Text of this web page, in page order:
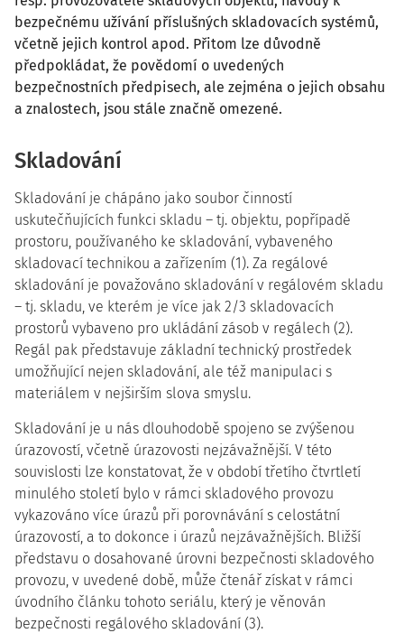
bezpečnému užívání příslušných skladovacích systémů,
včetně jejich kontrol apod. Přitom lze důvodně
předpokládat, že povědomí o uvedených
bezpečnostních předpisech, ale zejména o jejich obsahu
a znalostech, jsou stále značně omezené.
Skladování
Skladování je chápáno jako soubor činností
uskutečňujících funkci skladu – tj. objektu, popřípadě
prostoru, používaného ke skladování, vybaveného
skladovací technikou a zařízením (1). Za regálové
skladování je považováno skladování v regálovém skladu
– tj. skladu, ve kterém je více jak 2/3 skladovacích
prostorů vybaveno pro ukládání zásob v regálech (2).
Regál pak představuje základní technický prostředek
umožňující nejen skladování, ale též manipulaci s
materiálem v nejširším slova smyslu.
Skladování je u nás dlouhodobě spojeno se zvýšenou
úrazovostí, včetně úrazovosti nejzávažnější. V této
souvislosti lze konstatovat, že v období třetího čtvrtletí
minulého století bylo v rámci skladového provozu
vykazováno více úrazů při porovnávání s celostátní
úrazovostí, a to dokonce i úrazů nejzávažnějších. Bližší
představu o dosahované úrovni bezpečnosti skladového
provozu, v uvedené době, může čtenář získat v rámci
úvodního článku tohoto seriálu, který je věnován
bezpečnosti regálového skladování (3).